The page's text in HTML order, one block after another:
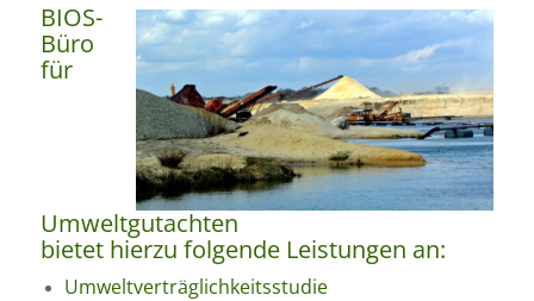
BIOS-
Büro
für
Umweltgutachten
bietet hierzu folgende Leistungen an:
Umweltverträglichkeitsstudie